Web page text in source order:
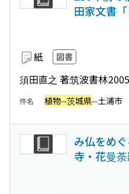
田家文書
紙 図書
須田直之 著筑波書林
件名 植物--茨城県--土浦市
み仏をめ
寺・花曼